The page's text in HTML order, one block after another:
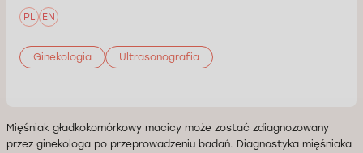
PL EN
Ginekologia Ultrasonografia
Mięśniak gładkokomórkowy macicy może zostać zdiagnozowany
przez ginekologa po przeprowadzeniu badań. Diagnostyka mięśniaka